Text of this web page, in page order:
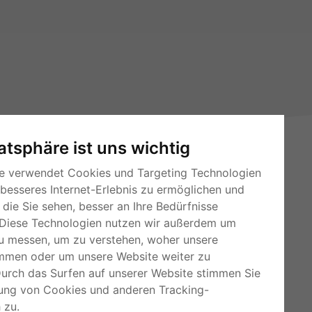
ist uns wichtig
verwendet Cookies und Targeting Technologien
Internet-Erlebnis zu ermöglichen und
Sie sehen, besser an Ihre Bedürfnisse
Technologien nutzen wir außerdem um
messen, um zu verstehen, woher unsere
oder um unsere Website weiter zu
das Surfen auf unserer Website stimmen Sie
von Cookies und anderen Tracking-
zu.
RSS-Feeds
Für Webmaster
Kleinanzeigen-Österreich